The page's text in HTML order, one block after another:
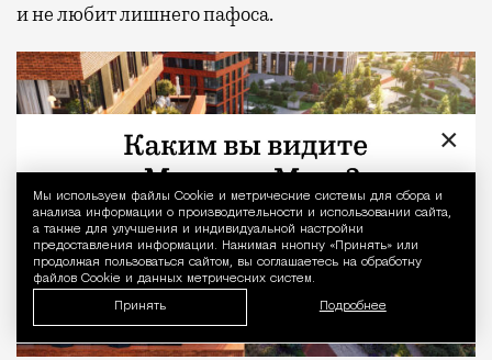
Уведомление
Мы используем файлы Сookie и метрические системы для сбора и
анализа информации о производительности и использовании сайта,
а также для улучшения и индивидуальной настройки
предоставления информации. Нажимая кнопку «Принять» или
продолжая пользоваться сайтом, вы соглашаетесь на обработку
файлов Cookie и данных метрических систем.
Принять Подробнее
и не любит лишнего пафоса.
×